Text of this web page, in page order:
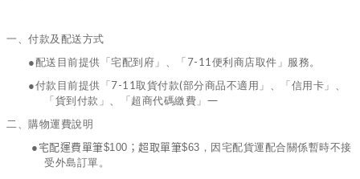
一、 付款及配送方式
●配送目前提供「宅配到府」、「 7-11 便利商店取件」服務。
●付款目前提供「 7-11 取貨付款(部分商品不適用」、「信用卡」、
「貨到付款」、「超商代碼繳費」 一
二、 購物運費說明
●宅配運費單筆$100；超取單筆$63 ，因宅配貨運配合關係暫時不接
受外島訂單。